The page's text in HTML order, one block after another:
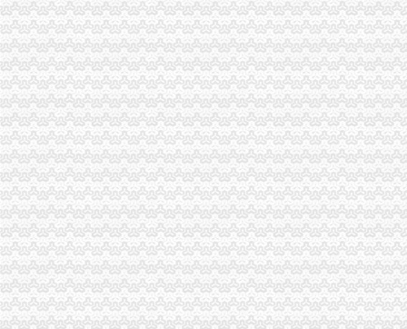
铜元局代办营业执照
没办下来想找个代办公司,多少钱能代办公司营业执照呢_搜问问
重庆久诚投资有限公司
济南市居之装饰_济南市居之装饰
渝开发：2009年年度报告（2010-02-06）_渝开发（000514）个股公
河源龙川县市场监管局营业执照可委托邮政代办_河源新闻_南方网
八公里代办营业执照
供应工商注册资本代办工商执照注册代办工商营业执照注册
【找代办公司办理营业执照快吗？】-北京易登网
【图】专业代办营业执照、提供各区正规真实注册地址、增资服务、企
杭州代办新公司注册代办营业执照（八大区）增资-久久信息网
积玉桥工商注册_积玉桥代理工商注册_积玉桥代办营业执照-qd8.com.cn
四公里代办营业执照
发布商机列表_【今日推荐网-分类信息】
三峡大坝景区商铺招租公告_荆楚网
江门碧桂园西江府一手楼盘驻场（包住）_广东中原地产代理有限公
上海宝山公司注册-食品流程许可证办理优惠